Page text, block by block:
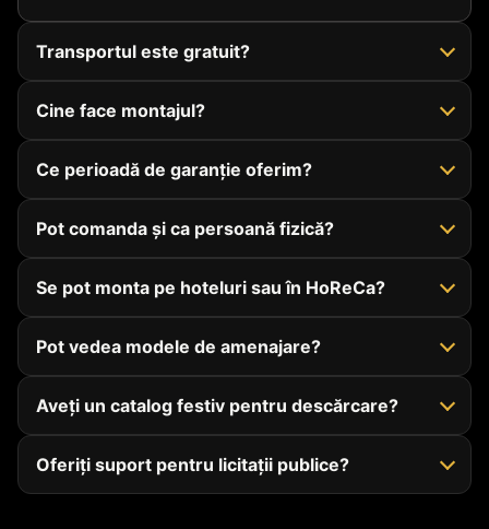
Transportul este gratuit?
Cine face montajul?
Ce perioadă de garanție oferim?
Pot comanda și ca persoană fizică?
Se pot monta pe hoteluri sau în HoReCa?
Pot vedea modele de amenajare?
Aveți un catalog festiv pentru descărcare?
Oferiți suport pentru licitații publice?